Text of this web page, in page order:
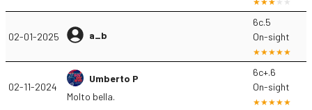
02-01-2025 a_b
6c.5
On-sight
02-11-2024
Umberto P
Molto bella.
6c+.6
On-sight